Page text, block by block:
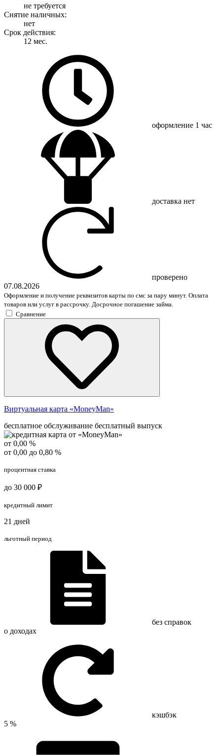
не требуется
Снятие наличных:
нет
Срок действия:
12 мес.
оформление 1 час
доставка нет
проверено
07.08.2026
Оформление и получение реквизитов карты по смс за пару минут. Оплата
товаров или услуг в рассрочку. Досрочное погашение займа.
Сравнение
Виртуальная карта «MoneyMan»
бесплатное обслуживание бесплатный выпуск
от 0,00 %
от 0,00 до 0,80 %
процентная ставка
до 30 000 ₽
кредитный лимит
21 дней
льготный период
без справок
о доходах
кэшбэк
5 %